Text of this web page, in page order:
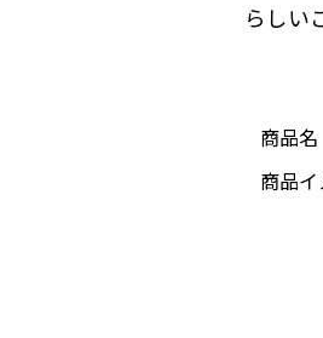
らしい
商品名
商品